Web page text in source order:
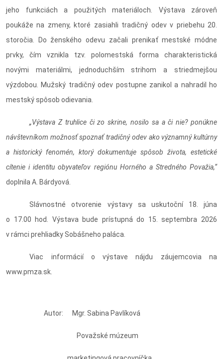
jeho funkciách a použitých materiáloch. Výstava zároveň
poukáže na zmeny, ktoré zasiahli tradičný odev v priebehu 20.
storočia. Do ženského odevu začali prenikať mestské módne
prvky, čím vznikla tzv. polomestská forma charakteristická
novými materiálmi, jednoduchším strihom a striedmejšou
výzdobou. Mužský tradičný odev postupne zanikol a nahradil ho
mestský spôsob odievania.
„Výstava Z truhlice či zo skrine, nosilo sa a či nie? ponúkne
návštevníkom možnosť spoznať tradičný odev ako významný kultúrny
a historický fenomén, ktorý dokumentuje spôsob života, estetické
cítenie i identitu obyvateľov regiónu Horného a Stredného Považia,“
doplnila A. Bárdyová.
Slávnostné otvorenie výstavy sa uskutoční 18. júna
o 17.00 hod. Výstava bude prístupná do 15. septembra 2026
v rámci prehliadky Sobášneho paláca.
Viac informácií o výstave nájdu záujemcovia na
www.pmza.sk.
Autor: Mgr. Sabina Pavlíková
Považské múzeum